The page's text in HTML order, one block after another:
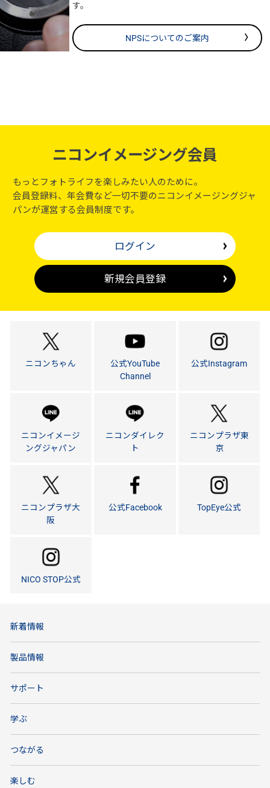
す。
NPSについてのご案内
ニコンイメージング会員
もっとフォトライフを楽しみたい人のために。
会員登録料、年会費など一切不要のニコンイメージングジャ
パンが運営する会員制度です。
ログイン
新規会員登録
ニコンちゃん
公式YouTube
Channel
公式Instagram
ニコンイメージ
ングジャパン
ニコンダイレク
ト
ニコンプラザ東
京
ニコンプラザ大
阪
公式Facebook TopEye公式
NICO STOP公式
新着情報
製品情報
サポート
学ぶ
つながる
楽しむ